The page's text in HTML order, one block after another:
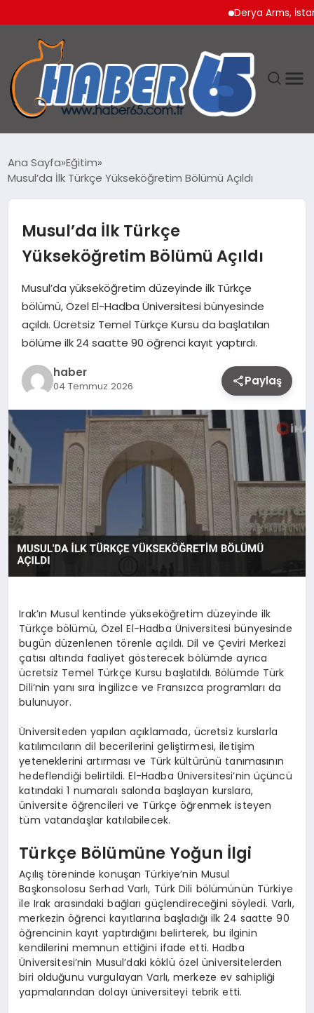
Derya Arms, İstanbul
TEKNOLOJI
Ana Sayfa Eğitim
Musul’da İlk Türkçe Yükseköğretim Bölümü Açıldı
Musul’da İlk Türkçe
Yükseköğretim Bölümü Açıldı
Musul’da yükseköğretim düzeyinde ilk Türkçe
bölümü, Özel El-Hadba Üniversitesi bünyesinde
açıldı. Ücretsiz Temel Türkçe Kursu da başlatılan
bölüme ilk 24 saatte 90 öğrenci kayıt yaptırdı.
haber
04 Temmuz 2026 Paylaş
Irak’ın Musul kentinde yükseköğretim düzeyinde ilk
Türkçe bölümü, Özel El-Hadba Üniversitesi bünyesinde
bugün düzenlenen törenle açıldı. Dil ve Çeviri Merkezi
çatısı altında faaliyet gösterecek bölümde ayrıca
ücretsiz Temel Türkçe Kursu başlatıldı. Bölümde Türk
Dili’nin yanı sıra İngilizce ve Fransızca programları da
bulunuyor.
Üniversiteden yapılan açıklamada, ücretsiz kurslarla
katılımcıların dil becerilerini geliştirmesi, iletişim
yeteneklerini artırması ve Türk kültürünü tanımasının
hedeflendiği belirtildi. El-Hadba Üniversitesi’nin üçüncü
katındaki 1 numaralı salonda başlayan kurslara,
üniversite öğrencileri ve Türkçe öğrenmek isteyen
tüm vatandaşlar katılabilecek.
Türkçe Bölümüne Yoğun İlgi
Açılış töreninde konuşan Türkiye’nin Musul
Başkonsolosu Serhad Varlı, Türk Dili bölümünün Türkiye
ile Irak arasındaki bağları güçlendireceğini söyledi. Varlı,
merkezin öğrenci kayıtlarına başladığı ilk 24 saatte 90
öğrencinin kayıt yaptırdığını belirterek, bu ilginin
kendilerini memnun ettiğini ifade etti. Hadba
Üniversitesi’nin Musul’daki köklü özel üniversitelerden
biri olduğunu vurgulayan Varlı, merkeze ev sahipliği
yapmalarından dolayı üniversiteyi tebrik etti.